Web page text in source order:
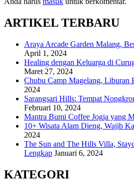
ARTIKEL TERBARU
Araya Arcade Garden Malang,
April 1, 2024
Healing dengan Keluarga di
Maret 27, 2024
Chubu Camp Magelang, Liburan
2024
Sarangsari Hills: Tempat
Februari 10, 2024
Mantra Bumi Coffee Jogja yang
10+ Wisata Alam Dieng, Wajib
2024
The Sun and The Hills Villa,
Lengkap Januari 6, 2024
KATEGORI